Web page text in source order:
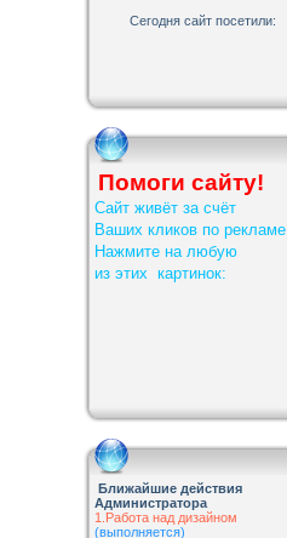
Сегодня сайт посетили:
Помоги сайту!
Сайт живёт за счёт
Ваших кликов по рекламе
Нажмите на любую
из этих картинок:
Ближайшие действия
Администратора
1.Работа над дизайном
(выполняется)